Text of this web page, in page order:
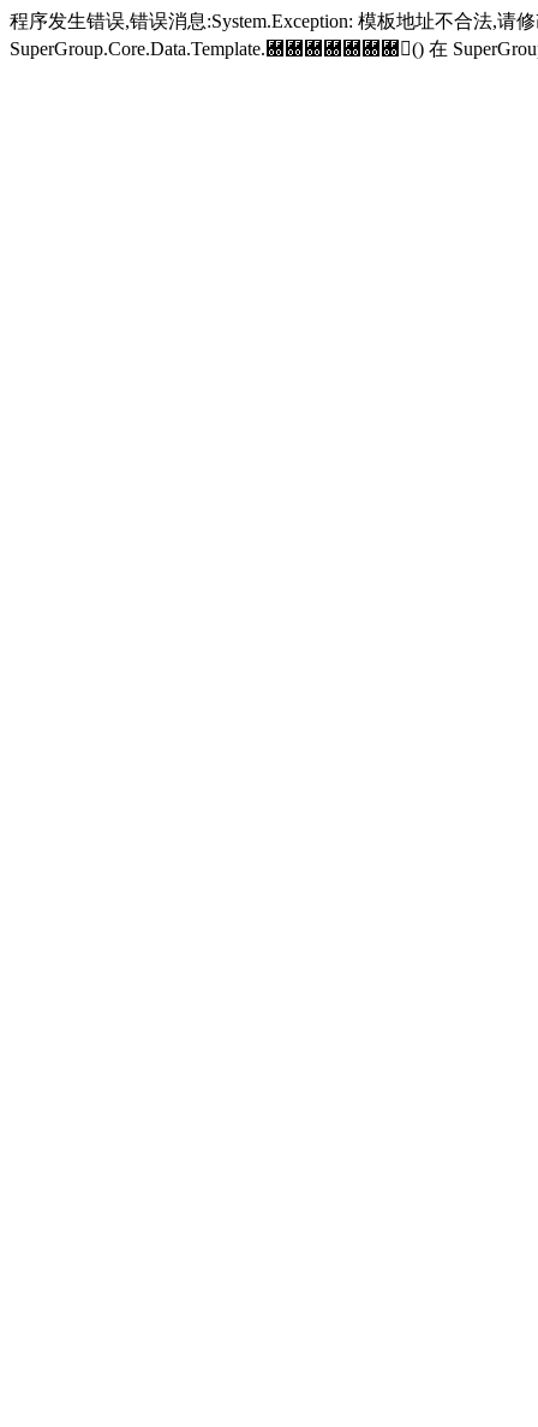
程序发生错误,错误消息:System.Exception: 模板地址不合法,
SuperGroup.Core.Data.Template.＀＀＀＀＀＀＀() 在